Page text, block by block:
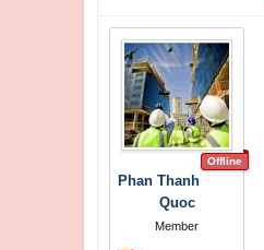
Offline
Phan Thanh
Quoc
Member